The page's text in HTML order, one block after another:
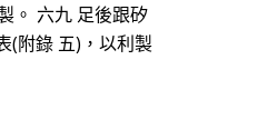
。 六九 足後跟矽
(附錄 五)，以利製